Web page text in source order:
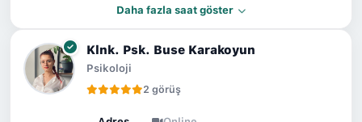
Daha fazla saat göster
Klnk. Psk. Buse Karakoyun
Psikoloji
2 görüş